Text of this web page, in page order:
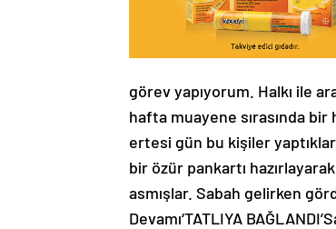
görev yapıyorum. Halkı ile
hafta muayene sırasında bir
ertesi gün bu kişiler
bir özür pankartı
asmışlar. Sabah gelirken
Devamı‘TATLIYA